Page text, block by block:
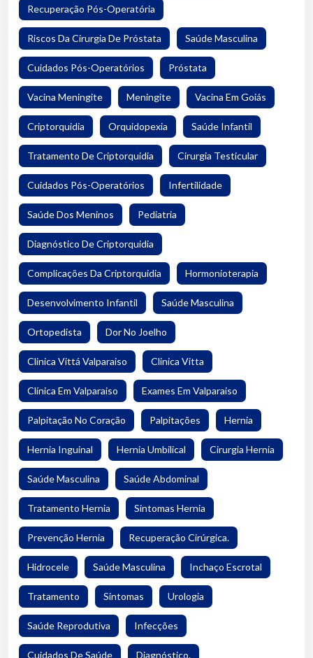
Recuperação Pós-Operatória
Riscos Da Cirurgia De Próstata Saúde Masculina
Cuidados Pós-Operatórios Próstata
Vacina Meningite Meningite Vacina Em Goiás
Criptorquidia Orquidopexia Saúde Infantil
Tratamento De Criptorquidia Cirurgia Testicular
Cuidados Pós-Operatórios Infertilidade
Saúde Dos Meninos Pediatria
Diagnóstico De Criptorquidia
Complicações Da Criptorquidia Hormonioterapia
Desenvolvimento Infantil Saúde Masculina
Ortopedista Dor No Joelho
Clinica Vittá Valparaiso Clinica Vitta
Clínica Em Valparaiso Exames Em Valparaiso
Palpitação No Coração Palpitações Hernia
Hernia Inguinal Hernia Umbilical Cirurgia Hernia
Saúde Masculina Saúde Abdominal
Tratamento Hernia Sintomas Hernia
Prevenção Hernia Recuperação Cirúrgica.
Hidrocele Saúde Masculina Inchaço Escrotal
Tratamento Sintomas Urologia
Saúde Reprodutiva Infecções
Cuidados De Saúde Diagnóstico.